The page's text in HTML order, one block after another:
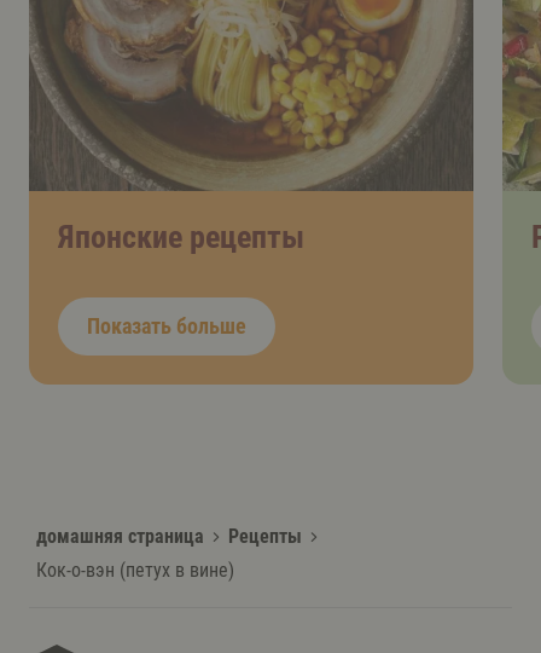
Японские рецепты
Показать больше
домашняя страница
Рецепты
Кок-о-вэн (петух в вине)